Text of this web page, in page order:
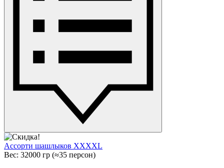
Ассорти шашлыков XXXXL
Вес: 32000 гр (≈35 персон)